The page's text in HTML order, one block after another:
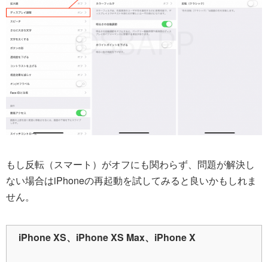
もし反転（スマート）がオフにも関わらず、問題が解決し
ない場合はiPhoneの再起動を試してみると良いかもしれま
せん。
iPhone XS、iPhone XS Max、iPhone X